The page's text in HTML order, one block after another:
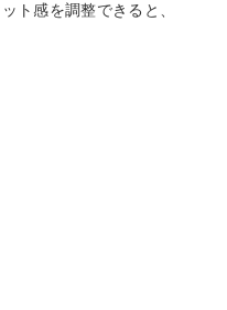
ト感を調整できると、